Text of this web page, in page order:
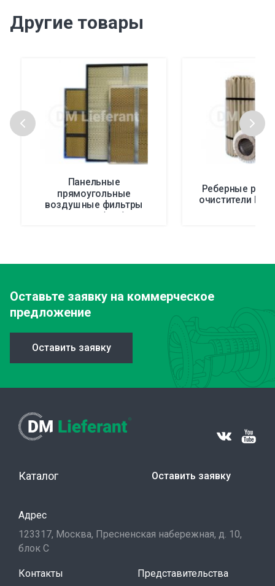
Другие товары
Панельные
прямоугольные
воздушные фильтры
Реберные
очистители
Оставьте заявку на коммерческое
предложение
Оставить заявку
Каталог Оставить заявку
Адрес
123317, Москва, Пресненская набережная, д. 10,
блок С
Контакты Представительства